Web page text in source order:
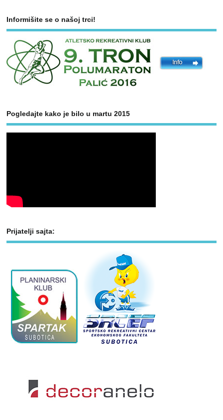
Informišite se o našoj trci!
Pogledajte kako je bilo u martu 2015
Prijatelji sajta: